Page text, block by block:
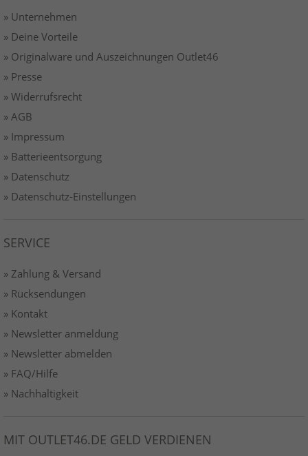
» Unternehmen
» Deine Vorteile
» Originalware und Auszeichnungen Outlet46
» Presse
» Widerrufsrecht
» AGB
» Impressum
» Batterieentsorgung
» Datenschutz
» Datenschutz-Einstellungen
SERVICE
» Zahlung & Versand
» Rücksendungen
» Kontakt
» Newsletter anmeldung
» Newsletter abmelden
» FAQ/Hilfe
» Nachhaltigkeit
MIT OUTLET46.DE GELD VERDIENEN